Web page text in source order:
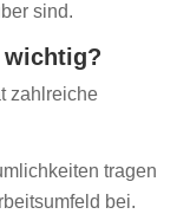
sind.
wichtig?
zahlreiche
tragen
bei.